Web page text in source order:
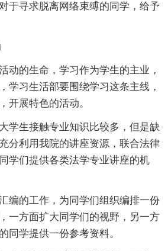
于寻求脱离网络束缚的同学，给予
动的生命，学习作为学生的主业，
学习生活部要围绕学习这条主线，
开展特色的活动。
学生接触专业知识比较多，但是缺
分利用我院的讲座资源，联合法律
学们提供各类法学专业讲座的机
编的工作，为同学们组织编排一份
一方面扩大同学们的视野，另一方
同学提供一份参考资料。